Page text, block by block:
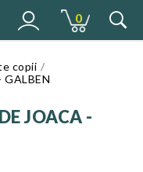
0
copii
GALBEN
JOACA -